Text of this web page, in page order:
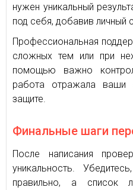
нужен уникальный
под себя, добавив личный
Профессиональная
сложных тем или при
помощью важно
работа отражала
защите.
Финальные шаги
После написания
уникальность.
правильно, а список